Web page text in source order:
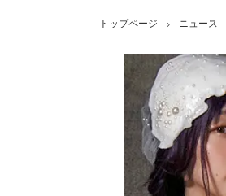
トップページ > ニュース